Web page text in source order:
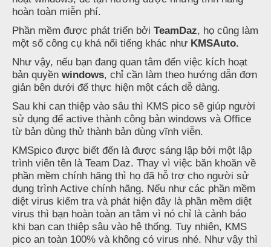
hoàn toàn miễn phí.
Phần mềm được phát triển bởi TeamDaz, họ cũng làm
một số công cụ khá nổi tiếng khác như KMSAuto.
Như vậy, nếu bạn đang quan tâm đến việc kích hoạt
bản quyền windows, chỉ cần làm theo hướng dẫn đơn
giản bên dưới để thực hiện một cách dễ dàng.
Sau khi can thiệp vào sâu thì KMS pico sẽ giúp người
sử dụng để active thành công bản windows và Office
từ bản dùng thử thành bản dùng vĩnh viễn.
KMSpico được biết đến là được sáng lập bởi một lập
trình viên tên là Team Daz. Thay vì việc băn khoăn về
phần mềm chính hãng thì họ đã hỗ trợ cho người sử
dụng trình Active chính hãng. Nếu như các phần mềm
diệt virus kiểm tra và phát hiện đây là phần mềm diệt
virus thì bạn hoàn toàn an tâm vì nó chỉ là cảnh báo
khi bạn can thiệp sâu vào hệ thống. Tuy nhiên, KMS
pico an toàn 100% và không có virus nhé. Như vậy thì